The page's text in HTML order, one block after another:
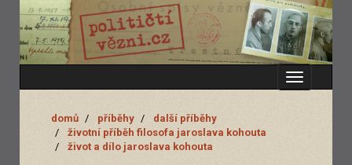
Zobrazit
domů příběhy
další příběhy
životní příběh filosofa jaroslava kohouta
život a dílo jaroslava kohouta